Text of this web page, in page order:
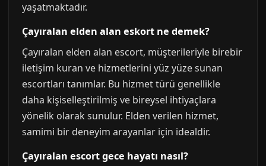
yaşatmaktadır.
Çayıralan elden alan eskort ne demek?
Çayıralan elden alan escort, müşterileriyle birebir
iletişim kuran ve hizmetlerini yüz yüze sunan
escortları tanımlar. Bu hizmet türü genellikle
daha kişiselleştirilmiş ve bireysel ihtiyaçlara
yönelik olarak sunulur. Elden verilen hizmet,
samimi bir deneyim arayanlar için idealdir.
Çayıralan escort gece hayatı nasıl?